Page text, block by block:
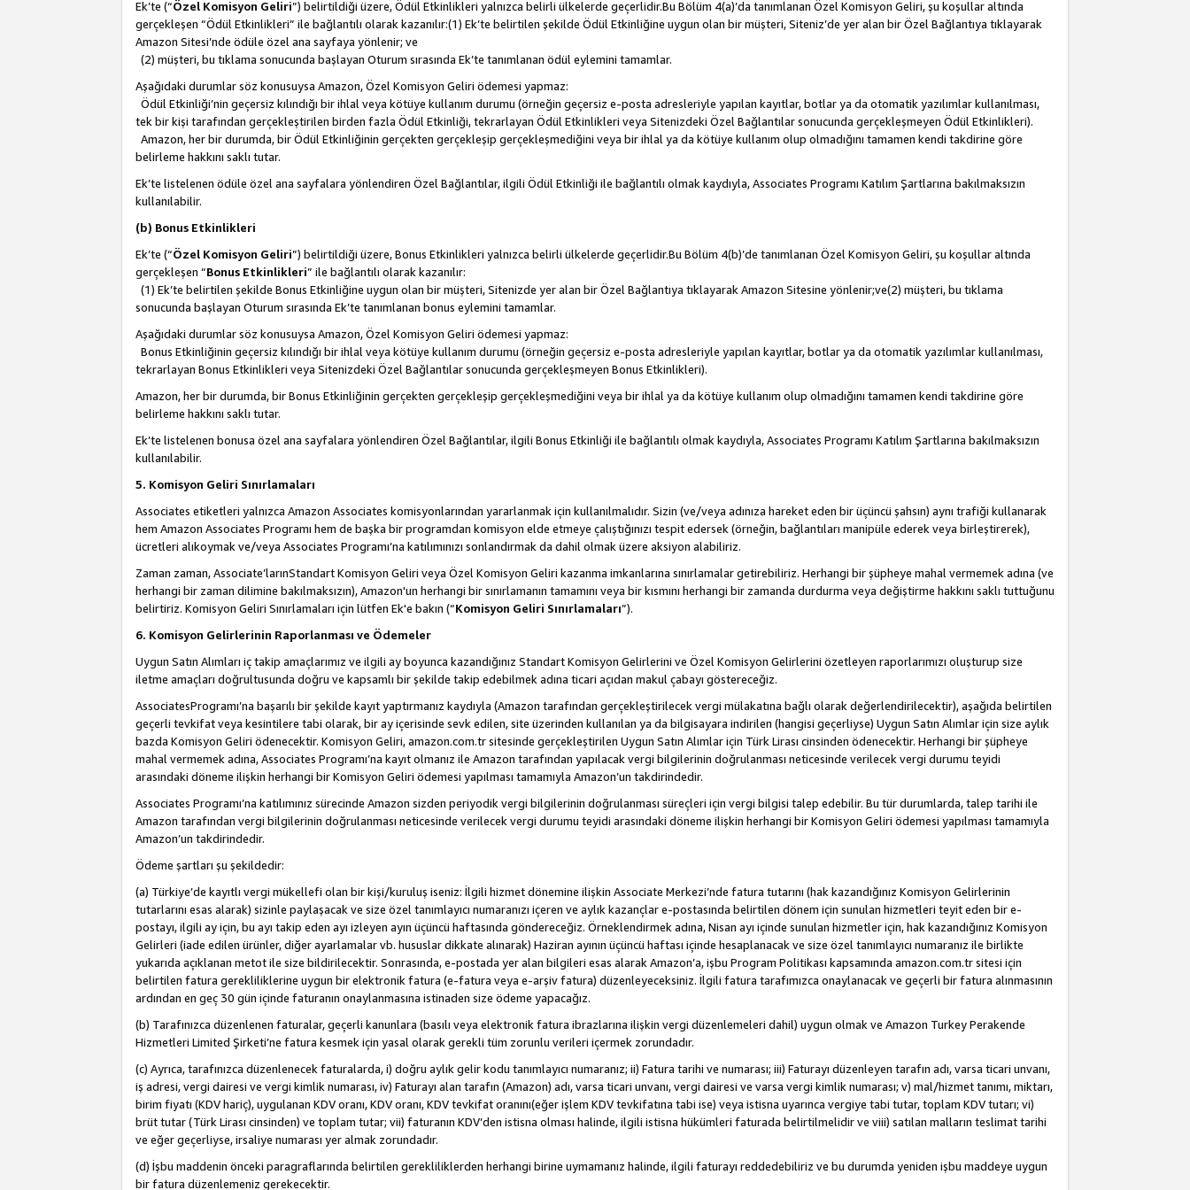
Ek’te (“Özel Komisyon Geliri”) belirtildiği üzere, Ödül Etkinlikleri yalnızca belirli ülkelerde geçerlidir.Bu Bölüm 4(a)’da tanımlanan Özel Komisyon Geliri, şu koşullar altında
gerçekleşen “Ödül Etkinlikleri” ile bağlantılı olarak kazanılır:(1) Ek’te belirtilen şekilde Ödül Etkinliğine uygun olan bir müşteri, Siteniz’de yer alan bir Özel Bağlantıya tıklayarak
Amazon Sitesi’nde ödüle özel ana sayfaya yönlenir; ve
(2) müşteri, bu tıklama sonucunda başlayan Oturum sırasında Ek’te tanımlanan ödül eylemini tamamlar.
Aşağıdaki durumlar söz konusuysa Amazon, Özel Komisyon Geliri ödemesi yapmaz:
Ödül Etkinliği’nin geçersiz kılındığı bir ihlal veya kötüye kullanım durumu (örneğin geçersiz e-posta adresleriyle yapılan kayıtlar, botlar ya da otomatik yazılımlar kullanılması,
tek bir kişi tarafından gerçekleştirilen birden fazla Ödül Etkinliği, tekrarlayan Ödül Etkinlikleri veya Sitenizdeki Özel Bağlantılar sonucunda gerçekleşmeyen Ödül Etkinlikleri).
Amazon, her bir durumda, bir Ödül Etkinliğinin gerçekten gerçekleşip gerçekleşmediğini veya bir ihlal ya da kötüye kullanım olup olmadığını tamamen kendi takdirine göre
belirleme hakkını saklı tutar.
Ek’te listelenen ödüle özel ana sayfalara yönlendiren Özel Bağlantılar, ilgili Ödül Etkinliği ile bağlantılı olmak kaydıyla, Associates Programı Katılım Şartlarına bakılmaksızın
kullanılabilir.
(b) Bonus Etkinlikleri
Ek’te (“Özel Komisyon Geliri”) belirtildiği üzere, Bonus Etkinlikleri yalnızca belirli ülkelerde geçerlidir.Bu Bölüm 4(b)’de tanımlanan Özel Komisyon Geliri, şu koşullar altında
gerçekleşen “Bonus Etkinlikleri” ile bağlantılı olarak kazanılır:
(1) Ek’te belirtilen şekilde Bonus Etkinliğine uygun olan bir müşteri, Sitenizde yer alan bir Özel Bağlantıya tıklayarak Amazon Sitesine yönlenir;ve(2) müşteri, bu tıklama
sonucunda başlayan Oturum sırasında Ek’te tanımlanan bonus eylemini tamamlar.
Aşağıdaki durumlar söz konusuysa Amazon, Özel Komisyon Geliri ödemesi yapmaz:
Bonus Etkinliğinin geçersiz kılındığı bir ihlal veya kötüye kullanım durumu (örneğin geçersiz e-posta adresleriyle yapılan kayıtlar, botlar ya da otomatik yazılımlar kullanılması,
tekrarlayan Bonus Etkinlikleri veya Sitenizdeki Özel Bağlantılar sonucunda gerçekleşmeyen Bonus Etkinlikleri).
Amazon, her bir durumda, bir Bonus Etkinliğinin gerçekten gerçekleşip gerçekleşmediğini veya bir ihlal ya da kötüye kullanım olup olmadığını tamamen kendi takdirine göre
belirleme hakkını saklı tutar.
Ek’te listelenen bonusa özel ana sayfalara yönlendiren Özel Bağlantılar, ilgili Bonus Etkinliği ile bağlantılı olmak kaydıyla, Associates Programı Katılım Şartlarına bakılmaksızın
kullanılabilir.
5. Komisyon Geliri Sınırlamaları
Associates etiketleri yalnızca Amazon Associates komisyonlarından yararlanmak için kullanılmalıdır. Sizin (ve/veya adınıza hareket eden bir üçüncü şahsın) aynı trafiği kullanarak
hem Amazon Associates Programı hem de başka bir programdan komisyon elde etmeye çalıştığınızı tespit edersek (örneğin, bağlantıları manipüle ederek veya birleştirerek),
ücretleri alıkoymak ve/veya Associates Programı’na katılımınızı sonlandırmak da dahil olmak üzere aksiyon alabiliriz.
Zaman zaman, Associate’larınStandart Komisyon Geliri veya Özel Komisyon Geliri kazanma imkanlarına sınırlamalar getirebiliriz. Herhangi bir şüpheye mahal vermemek adına (ve
herhangi bir zaman dilimine bakılmaksızın), Amazon'un herhangi bir sınırlamanın tamamını veya bir kısmını herhangi bir zamanda durdurma veya değiştirme hakkını saklı tuttuğunu
belirtiriz. Komisyon Geliri Sınırlamaları için lütfen Ek'e bakın (“Komisyon Geliri Sınırlamaları”).
6. Komisyon Gelirlerinin Raporlanması ve Ödemeler
Uygun Satın Alımları iç takip amaçlarımız ve ilgili ay boyunca kazandığınız Standart Komisyon Gelirlerini ve Özel Komisyon Gelirlerini özetleyen raporlarımızı oluşturup size
iletme amaçları doğrultusunda doğru ve kapsamlı bir şekilde takip edebilmek adına ticari açıdan makul çabayı göstereceğiz.
AssociatesProgramı’na başarılı bir şekilde kayıt yaptırmanız kaydıyla (Amazon tarafından gerçekleştirilecek vergi mülakatına bağlı olarak değerlendirilecektir), aşağıda belirtilen
geçerli tevkifat veya kesintilere tabi olarak, bir ay içerisinde sevk edilen, site üzerinden kullanılan ya da bilgisayara indirilen (hangisi geçerliyse) Uygun Satın Alımlar için size aylık
bazda Komisyon Geliri ödenecektir. Komisyon Geliri, amazon.com.tr sitesinde gerçekleştirilen Uygun Satın Alımlar için Türk Lirası cinsinden ödenecektir. Herhangi bir şüpheye
mahal vermemek adına, Associates Programı’na kayıt olmanız ile Amazon tarafından yapılacak vergi bilgilerinin doğrulanması neticesinde verilecek vergi durumu teyidi
arasındaki döneme ilişkin herhangi bir Komisyon Geliri ödemesi yapılması tamamıyla Amazon’un takdirindedir.
Associates Programı’na katılımınız sürecinde Amazon sizden periyodik vergi bilgilerinin doğrulanması süreçleri için vergi bilgisi talep edebilir. Bu tür durumlarda, talep tarihi ile
Amazon tarafından vergi bilgilerinin doğrulanması neticesinde verilecek vergi durumu teyidi arasındaki döneme ilişkin herhangi bir Komisyon Geliri ödemesi yapılması tamamıyla
Amazon’un takdirindedir.
Ödeme şartları şu şekildedir:
(a) Türkiye’de kayıtlı vergi mükellefi olan bir kişi/kuruluş iseniz: İlgili hizmet dönemine ilişkin Associate Merkezi’nde fatura tutarını (hak kazandığınız Komisyon Gelirlerinin
tutarlarını esas alarak) sizinle paylaşacak ve size özel tanımlayıcı numaranızı içeren ve aylık kazançlar e-postasında belirtilen dönem için sunulan hizmetleri teyit eden bir e-
postayı, ilgili ay için, bu ayı takip eden ayı izleyen ayın üçüncü haftasında göndereceğiz. Örneklendirmek adına, Nisan ayı içinde sunulan hizmetler için, hak kazandığınız Komisyon
Gelirleri (iade edilen ürünler, diğer ayarlamalar vb. hususlar dikkate alınarak) Haziran ayının üçüncü haftası içinde hesaplanacak ve size özel tanımlayıcı numaranız ile birlikte
yukarıda açıklanan metot ile size bildirilecektir. Sonrasında, e-postada yer alan bilgileri esas alarak Amazon’a, işbu Program Politikası kapsamında amazon.com.tr sitesi için
belirtilen fatura gerekliliklerine uygun bir elektronik fatura (e-fatura veya e-arşiv fatura) düzenleyeceksiniz. İlgili fatura tarafımızca onaylanacak ve geçerli bir fatura alınmasının
ardından en geç 30 gün içinde faturanın onaylanmasına istinaden size ödeme yapacağız.
(b) Tarafınızca düzenlenen faturalar, geçerli kanunlara (basılı veya elektronik fatura ibrazlarına ilişkin vergi düzenlemeleri dahil) uygun olmak ve Amazon Turkey Perakende
Hizmetleri Limited Şirketi’ne fatura kesmek için yasal olarak gerekli tüm zorunlu verileri içermek zorundadır.
(c) Ayrıca, tarafınızca düzenlenecek faturalarda, i) doğru aylık gelir kodu tanımlayıcı numaranız; ii) Fatura tarihi ve numarası; iii) Faturayı düzenleyen tarafın adı, varsa ticari unvanı,
iş adresi, vergi dairesi ve vergi kimlik numarası, iv) Faturayı alan tarafın (Amazon) adı, varsa ticari unvanı, vergi dairesi ve varsa vergi kimlik numarası; v) mal/hizmet tanımı, miktarı,
birim fiyatı (KDV hariç), uygulanan KDV oranı, KDV oranı, KDV tevkifat oranını(eğer işlem KDV tevkifatına tabi ise) veya istisna uyarınca vergiye tabi tutar, toplam KDV tutarı; vi)
brüt tutar (Türk Lirası cinsinden) ve toplam tutar; vii) faturanın KDV’den istisna olması halinde, ilgili istisna hükümleri faturada belirtilmelidir ve viii) satılan malların teslimat tarihi
ve eğer geçerliyse, irsaliye numarası yer almak zorundadır.
(d) İşbu maddenin önceki paragraflarında belirtilen gerekliliklerden herhangi birine uymamanız halinde, ilgili faturayı reddedebiliriz ve bu durumda yeniden işbu maddeye uygun
bir fatura düzenlemeniz gerekecektir.